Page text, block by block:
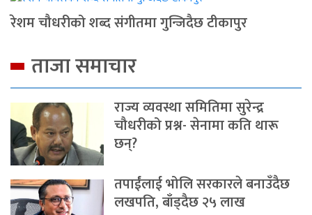
रेशम चौधरीको शब्द संगीतमा गुन्जिदैछ टीकापुर
ताजा समाचार
राज्य व्यवस्था समितिमा सुरेन्द्र
चौधरीको प्रश्न- सेनामा कति थारू
छन्?
तपाईंलाई भोलि सरकारले बनाउँदैछ
लखपति, बाँड्दैछ २५ लाख